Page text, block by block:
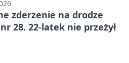
zderzenie na drodze
28. 22-latek nie przeżył